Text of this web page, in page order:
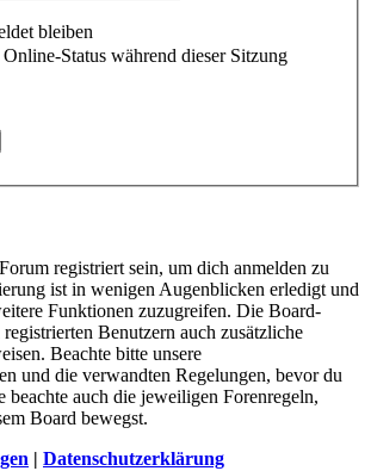
bleiben
Status während dieser Sitzung
registriert sein, um dich anmelden zu
ist in wenigen Augenblicken erledigt und
Funktionen zuzugreifen. Die Board-
Benutzern auch zusätzliche
Beachte bitte unsere
und die verwandten Regelungen, bevor du
beachte auch die jeweiligen Forenregeln,
Board bewegst.
| Datenschutzerklärung